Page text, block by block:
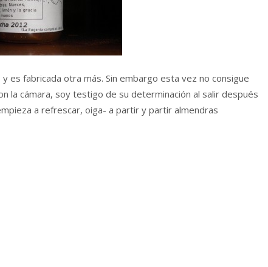
es fabricada otra más. Sin embargo esta vez no consigue
la cámara, soy testigo de su determinación al salir después
a refrescar, oiga- a partir y partir almendras